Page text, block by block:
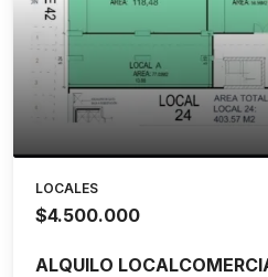
LOCALES
$4.500.000
ALQUILO